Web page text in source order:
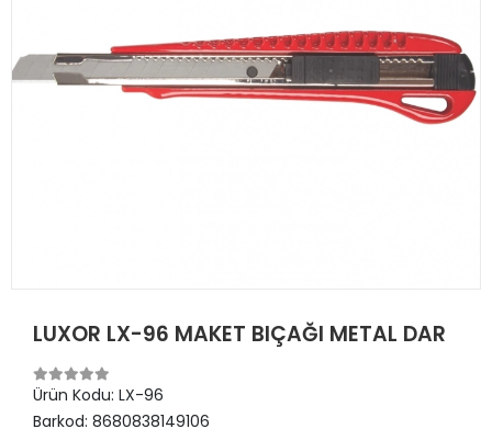
LUXOR LX-96 MAKET BIÇAĞI METAL DAR
Ürün Kodu: LX-96
Barkod: 8680838149106